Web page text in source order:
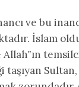
ve bu
İslam
Allah‟ın
taşıyan